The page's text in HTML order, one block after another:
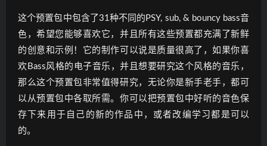
这个预置包中包含了31种不同的PSY, sub, & bouncy bass音
色，希望您能够喜欢它，并且所有这些预置都充满了新鲜
的创意和示例！它的制作可以说是质量很高了，如果你喜
欢Bass风格的电子音乐，并且想要研究这个风格的音乐，
那么这个预置包非常值得研究，无论你是新手老手，都可
以从预置包中各取所需。你可以把预置包中好听的音色保
存下来用于自己的新的作品中，或者改编学习都是可以
的。